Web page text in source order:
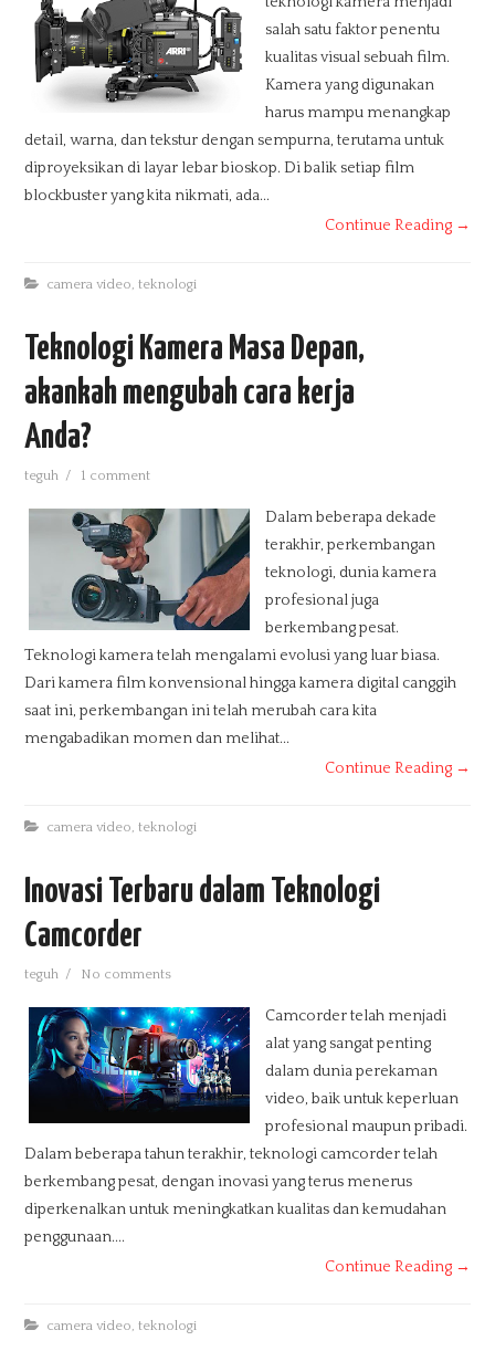
salah satu faktor penentu
kualitas visual sebuah film.
Kamera yang digunakan
harus mampu menangkap
detail, warna, dan tekstur dengan sempurna, terutama untuk
diproyeksikan di layar lebar bioskop. Di balik setiap film
blockbuster yang kita nikmati, ada...
Continue Reading →
camera video,teknologi
Teknologi Kamera Masa Depan,
akankah mengubah cara kerja
Anda?
teguh / 1 comment
Dalam beberapa dekade
terakhir, perkembangan
teknologi, dunia kamera
profesional juga
berkembang pesat.
Teknologi kamera telah mengalami evolusi yang luar biasa.
Dari kamera film konvensional hingga kamera digital canggih
saat ini, perkembangan ini telah merubah cara kita
mengabadikan momen dan melihat...
Continue Reading →
camera video,teknologi
Inovasi Terbaru dalam Teknologi
Camcorder
teguh / No comments
Camcorder telah menjadi
alat yang sangat penting
dalam dunia perekaman
video, baik untuk keperluan
profesional maupun pribadi.
Dalam beberapa tahun terakhir, teknologi camcorder telah
berkembang pesat, dengan inovasi yang terus menerus
diperkenalkan untuk meningkatkan kualitas dan kemudahan
penggunaan....
Continue Reading →
camera video,teknologi